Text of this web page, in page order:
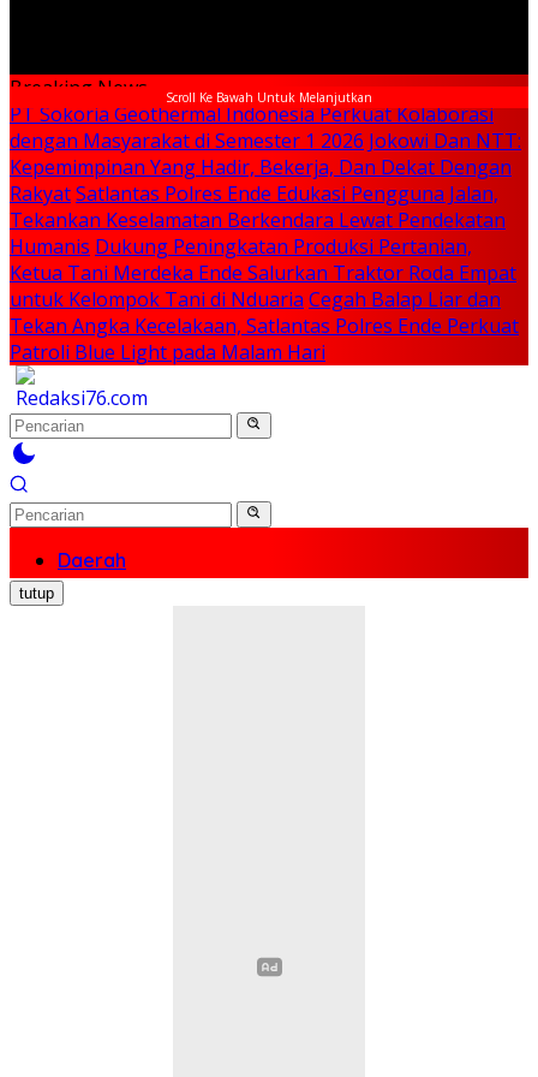
Scroll Ke Bawah Untuk Melanjutkan
Breaking News
PT Sokoria Geothermal Indonesia Perkuat Kolaborasi
dengan Masyarakat di Semester 1 2026 Jokowi Dan NTT:
Kepemimpinan Yang Hadir, Bekerja, Dan Dekat Dengan
RakyatSatlantas Polres Ende Edukasi Pengguna Jalan,
Tekankan Keselamatan Berkendara Lewat Pendekatan
Humanis Dukung Peningkatan Produksi Pertanian,
Ketua Tani Merdeka Ende Salurkan Traktor Roda Empat
untuk Kelompok Tani di Nduaria Cegah Balap Liar dan
Tekan Angka Kecelakaan, Satlantas Polres Ende Perkuat
Patroli Blue Light pada Malam Hari
Daerah
Nasional
Politik
tutup